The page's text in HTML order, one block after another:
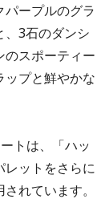
ープルのグラ
、3石のダンシ
のスポーティー
ップと鮮やかな
トは、「ハッ
レットをさらに
れています。